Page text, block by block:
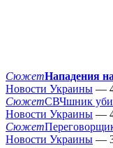
СюжетНападения
Новости Украины — 4
СюжетСВЧшник
Новости Украины — 4
Сюжет
Новости Украины — 3